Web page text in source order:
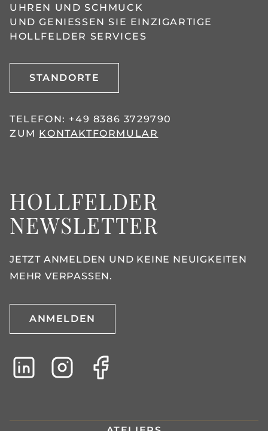
UHREN UND SCHMUCK
UND GENIESSEN SIE EINZIGARTIGE H
OLLFELDER SERVICES
STANDORTE
TELEFON: +49 8386 3729790
ZUM KONTAKTFORMULAR
HOLLFELDER
NEWSLETTER
JETZT ANMELDEN UND KEINE NEUIGKEITEN
MEHR VERPASSEN.
ANMELDEN